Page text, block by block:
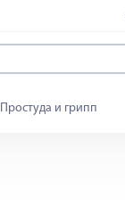
Простуда и грипп